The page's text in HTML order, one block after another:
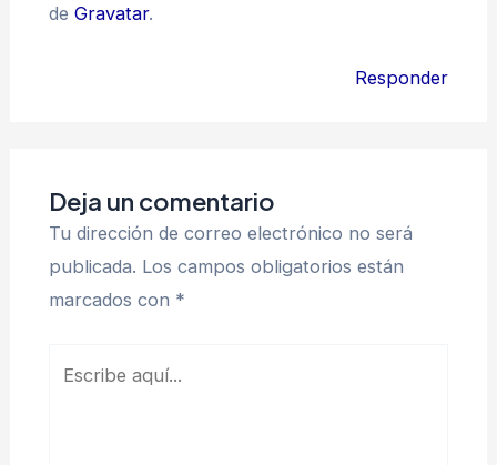
de Gravatar.
Responder
Deja un comentario
Tu dirección de correo electrónico no será
publicada. Los campos obligatorios están
marcados con *